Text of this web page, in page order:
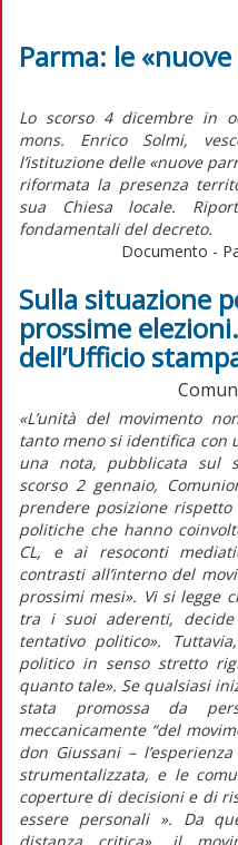
Parma: le
Lo scorso 4 dicembre in
mons. Enrico Solmi,
l’istituzione delle «nuove
riformata la presenza
sua Chiesa locale.
fondamentali del decreto.
Documento -
Sulla situazione
prossime
dell’Ufficio
«L’unità del movimento
tanto meno si identifica con
una nota, pubblicata sul
scorso 2 gennaio,
prendere posizione
politiche che hanno
CL, e ai resoconti
contrasti all’interno del
prossimi mesi». Vi si legge
tra i suoi aderenti,
tentativo politico».
politico in senso stretto
quanto tale». Se qualsiasi
stata promossa da
meccanicamente “del
don Giussani –
strumentalizzata, e le
coperture di decisioni e di
essere personali ». Da